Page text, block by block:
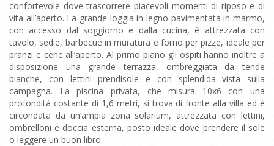
confortevole dove trascorrere piacevoli momenti di riposo e di
vita all’aperto. La grande loggia in legno pavimentata in marmo,
con accesso dal soggiorno e dalla cucina, è attrezzata con
tavolo, sedie, barbecue in muratura e forno per pizze, ideale per
pranzi e cene all’aperto. Al primo piano gli ospiti hanno inoltre a
disposizione una grande terrazza, ombreggiata da tende
bianche, con lettini prendisole e con splendida vista sulla
campagna. La piscina privata, che misura 10x6 con una
profondità costante di 1,6 metri, si trova di fronte alla villa ed è
circondata da un’ampia zona solarium, attrezzata con lettini,
ombrelloni e doccia esterna, posto ideale dove prendere il sole
o leggere un buon libro.